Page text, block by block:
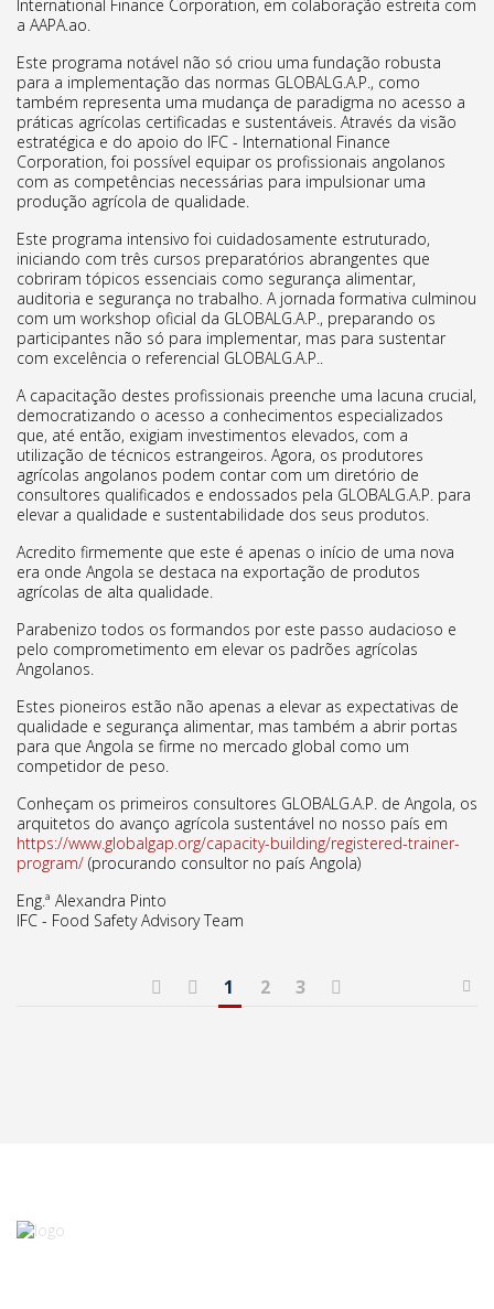
International Finance Corporation, em colaboração estreita com
a AAPA.ao.
Este programa notável não só criou uma fundação robusta
para a implementação das normas GLOBALG.A.P., como
também representa uma mudança de paradigma no acesso a
práticas agrícolas certificadas e sustentáveis. Através da visão
estratégica e do apoio do IFC - International Finance
Corporation, foi possível equipar os profissionais angolanos
com as competências necessárias para impulsionar uma
produção agrícola de qualidade.
Este programa intensivo foi cuidadosamente estruturado,
iniciando com três cursos preparatórios abrangentes que
cobriram tópicos essenciais como segurança alimentar,
auditoria e segurança no trabalho. A jornada formativa culminou
com um workshop oficial da GLOBALG.A.P., preparando os
participantes não só para implementar, mas para sustentar
com excelência o referencial GLOBALG.A.P..
A capacitação destes profissionais preenche uma lacuna crucial,
democratizando o acesso a conhecimentos especializados
que, até então, exigiam investimentos elevados, com a
utilização de técnicos estrangeiros. Agora, os produtores
agrícolas angolanos podem contar com um diretório de
consultores qualificados e endossados pela GLOBALG.A.P. para
elevar a qualidade e sustentabilidade dos seus produtos.
Acredito firmemente que este é apenas o início de uma nova
era onde Angola se destaca na exportação de produtos
agrícolas de alta qualidade.
Parabenizo todos os formandos por este passo audacioso e
pelo comprometimento em elevar os padrões agrícolas
Angolanos.
Estes pioneiros estão não apenas a elevar as expectativas de
qualidade e segurança alimentar, mas também a abrir portas
para que Angola se firme no mercado global como um
competidor de peso.
Conheçam os primeiros consultores GLOBALG.A.P. de Angola, os
arquitetos do avanço agrícola sustentável no nosso país em
https://www.globalgap.org/capacity-building/registered-trainer-
program/ (procurando consultor no país Angola)
Eng.ª Alexandra Pinto
IFC - Food Safety Advisory Team
1 2 3